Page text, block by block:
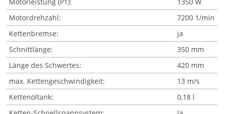
Motordrehzahl:
7200 1/min
Kettenbremse:
ja
Schnittlänge:
350 mm
Länge des Schwertes:
420 mm
max. Kettengeschwindigkeit:
13 m/s
Kettenöltank:
0,18 l